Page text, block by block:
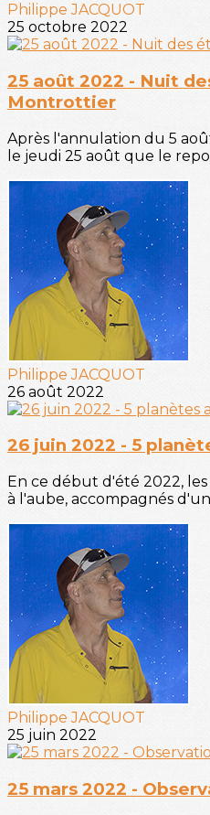
Philippe JACQUOT
25 octobre 2022
25 août 2022 - Nuit
Montrottier
Après l'annulation du 5
le jeudi 25 août que le
Philippe JACQUOT
26 août 2022
26 juin 2022 - 5
En ce début d'été 2022,
à l'aube, accompagnés
Philippe JACQUOT
25 juin 2022
25 mars 2022 -